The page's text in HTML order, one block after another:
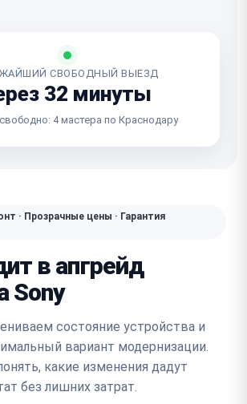
СВОБОДНЫЙ ВЫЕЗД
32 минуты
4 мастера по Краснодару
· Прозрачные цены · Гарантия
в апгрейд
Sony
состояние устройства и
вариант модернизации.
какие изменения дадут
без лишних затрат.